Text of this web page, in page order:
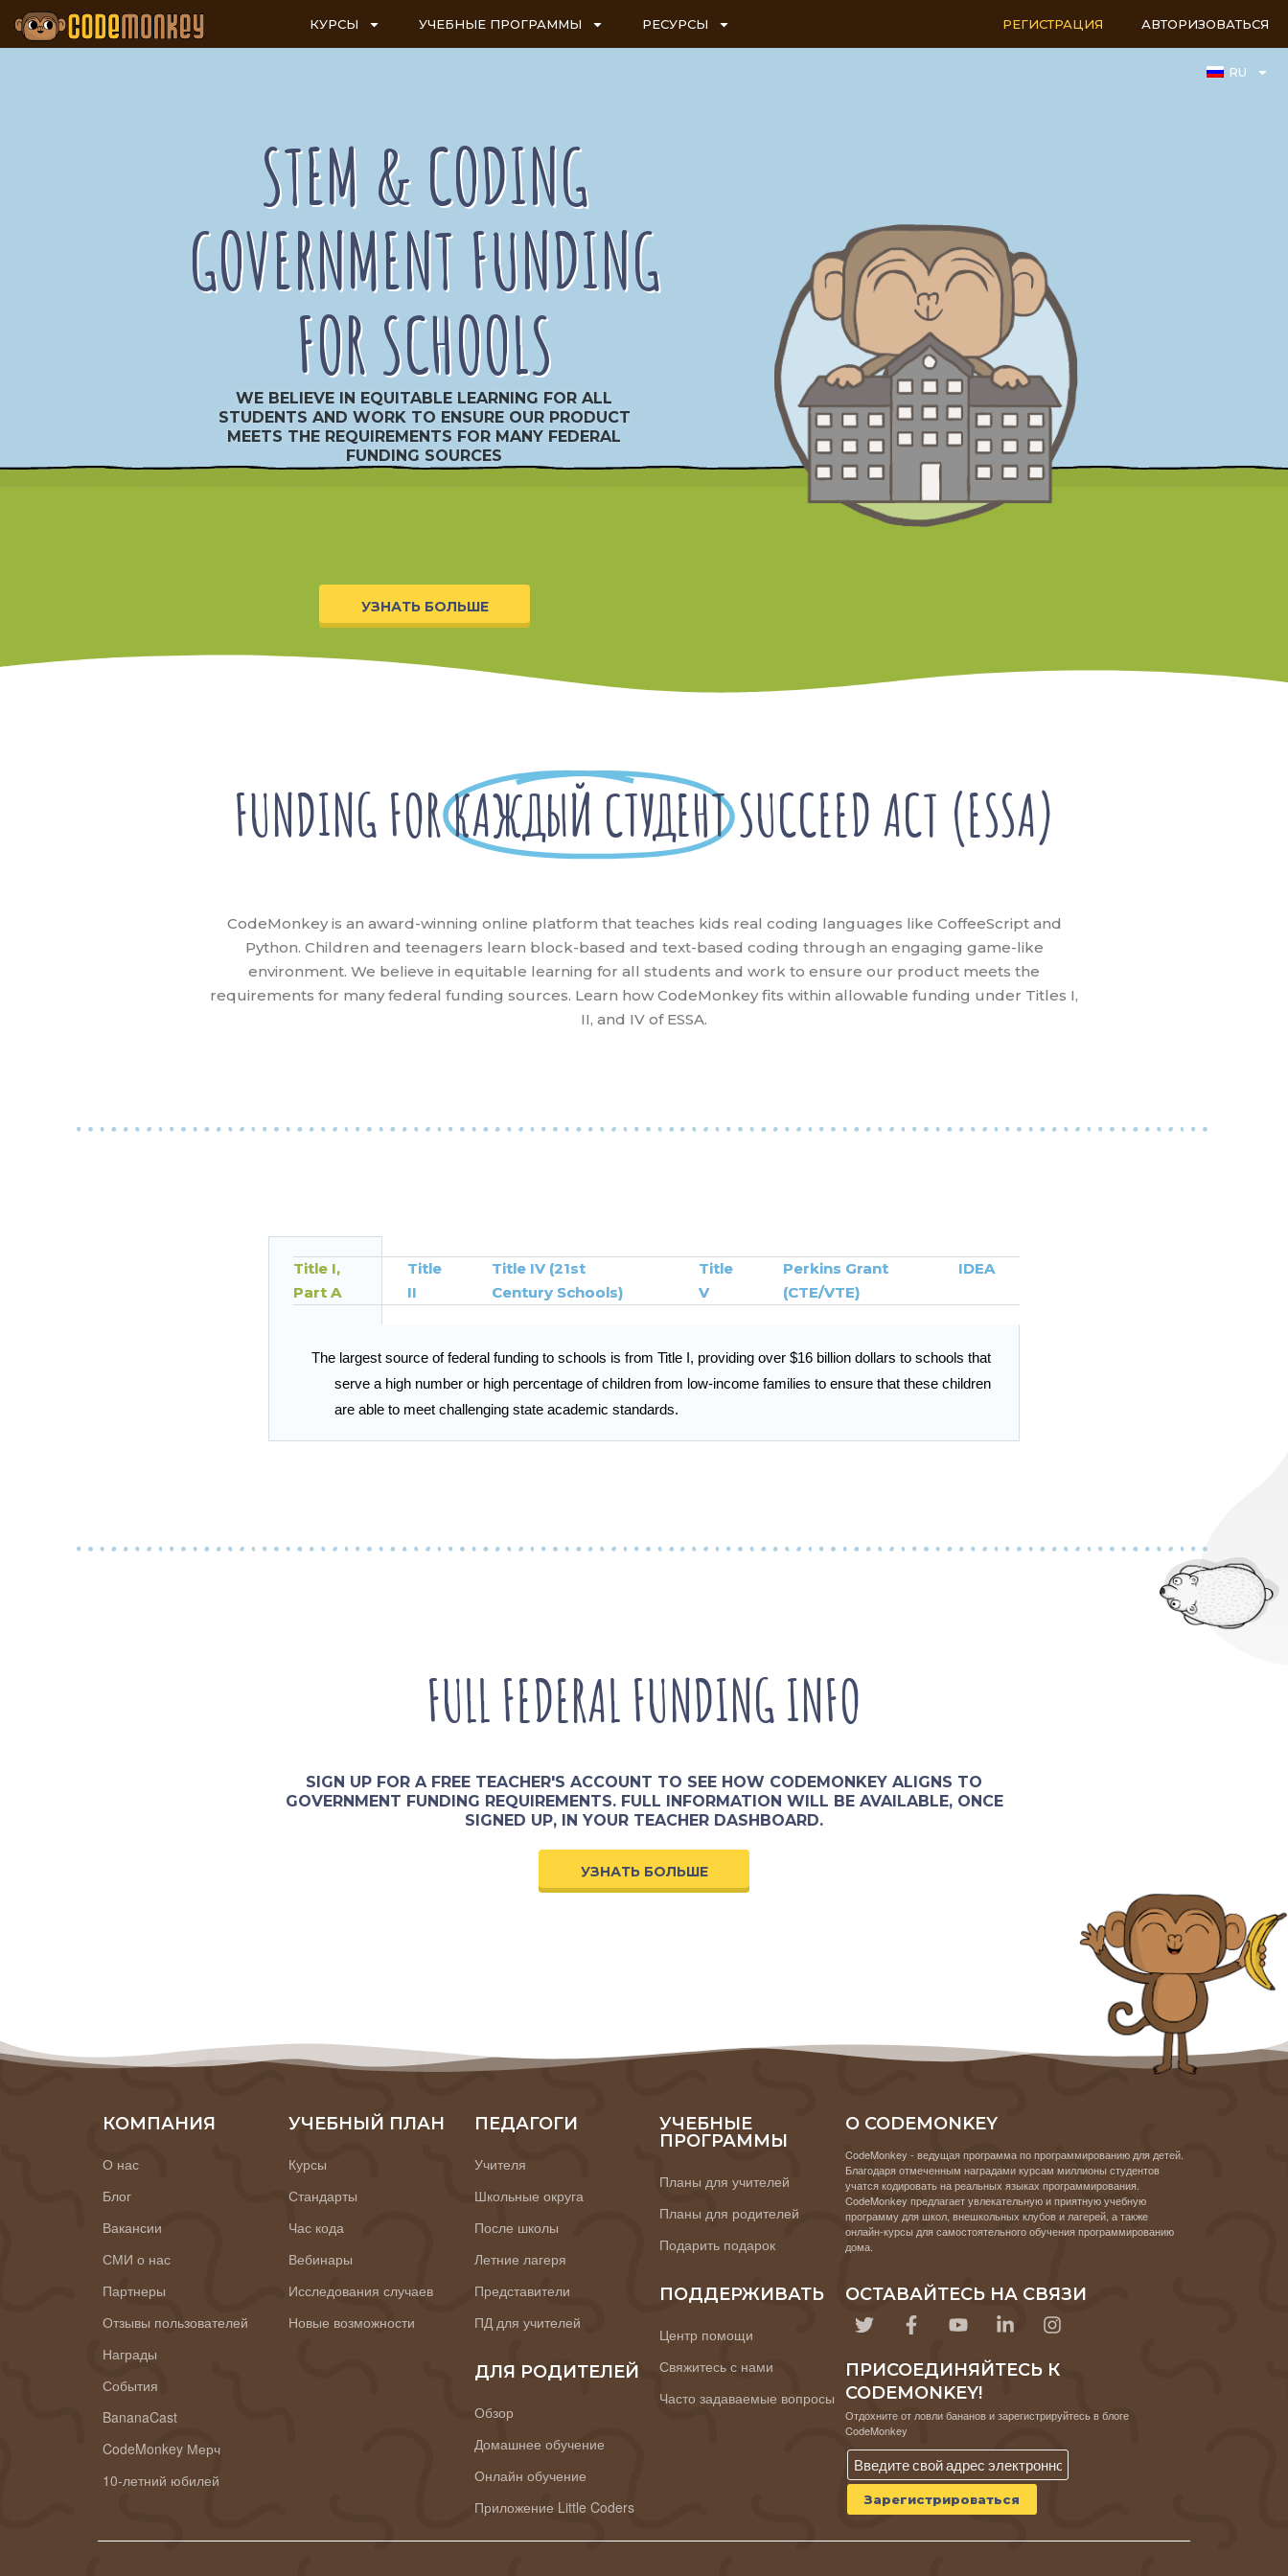
КУРСЫ УЧЕБНЫЕ ПРОГРАММЫ РЕСУРСЫ РЕГИСТРАЦИЯ АВТОРИЗОВАТЬСЯ
RU
STEM & CODING
GOVERNMENT FUNDING
FOR SCHOOLS
WE BELIEVE IN EQUITABLE LEARNING FOR ALL
STUDENTS AND WORK TO ENSURE OUR PRODUCT
MEETS THE REQUIREMENTS FOR MANY FEDERAL
FUNDING SOURCES
УЗНАТЬ БОЛЬШЕ
FUNDING FORКАЖДЫЙ СТУДЕНТSUCCEED ACT (ESSA)
CodeMonkey is an award-winning online platform that teaches kids real coding languages like CoffeeScript and
Python. Children and teenagers learn block-based and text-based coding through an engaging game-like
environment. We believe in equitable learning for all students and work to ensure our product meets the
requirements for many federal funding sources. Learn how CodeMonkey fits within allowable funding under Titles I,
II, and IV of ESSA.
Title I,
Part A
Title
II
Title IV (21st
Century Schools)
Title
V
Perkins Grant
(CTE/VTE)
IDEA
The largest source of federal funding to schools is from Title I, providing over $16 billion dollars to schools that
serve a high number or high percentage of children from low-income families to ensure that these children
are able to meet challenging state academic standards.
FULL FEDERAL FUNDING INFO
SIGN UP FOR A FREE TEACHER'S ACCOUNT TO SEE HOW CODEMONKEY ALIGNS TO
GOVERNMENT FUNDING REQUIREMENTS. FULL INFORMATION WILL BE AVAILABLE, ONCE
SIGNED UP, IN YOUR TEACHER DASHBOARD.
УЗНАТЬ БОЛЬШЕ
КОМПАНИЯ
О нас
Блог
Вакансии
СМИ о нас
Партнеры
Отзывы пользователей
Награды
События
BananaCast
CodeMonkey Мерч
10-летний юбилей
УЧЕБНЫЙ ПЛАН
Курсы
Стандарты
Час кода
Вебинары
Исследования случаев
Новые возможности
ПЕДАГОГИ
Учителя
Школьные округа
После школы
Летние лагеря
Представители
ПД для учителей
ДЛЯ РОДИТЕЛЕЙ
Обзор
Домашнее обучение
Онлайн обучение
Приложение Little Coders
УЧЕБНЫЕ
ПРОГРАММЫ
Планы для учителей
Планы для родителей
Подарить подарок
ПОДДЕРЖИВАТЬ
Центр помощи
Свяжитесь с нами
Часто задаваемые вопросы
О CODEMONKEY
CodeMonkey - ведущая программа по программированию для детей.
Благодаря отмеченным наградами курсам миллионы студентов
учатся кодировать на реальных языках программирования.
CodeMonkey предлагает увлекательную и приятную учебную
программу для школ, внешкольных клубов и лагерей, а также
онлайн-курсы для самостоятельного обучения программированию
дома.
ОСТАВАЙТЕСЬ НА СВЯЗИ
ПРИСОЕДИНЯЙТЕСЬ К
CODEMONKEY!
Отдохните от ловли бананов и зарегистрируйтесь в блоге
CodeMonkey